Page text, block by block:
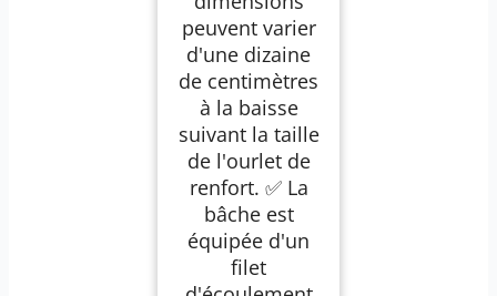
peuvent varier
d'une dizaine
de centimètres
à la baisse
suivant la taille
de l'ourlet de
renfort. ✅ La
bâche est
équipée d'un
filet